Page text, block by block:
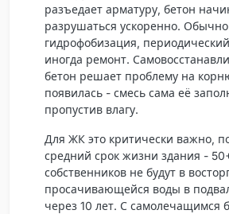
разъедает арматуру, бетон
разрушаться ускоренно.
гидрофобизация,
иногда ремонт.
бетон решает проблему на
появилась - смесь сама её
пропустив влагу.
Для ЖК это критически важно,
средний срок жизни здания -
собственников не будут в
просачивающейся воды в
через 10 лет. С самолечащимся